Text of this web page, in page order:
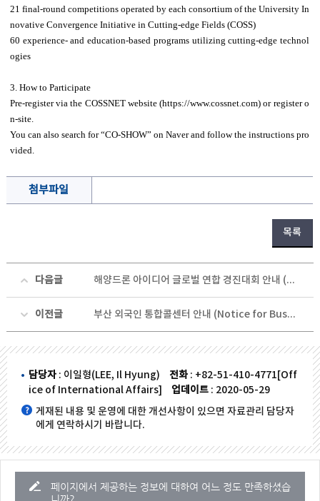
21 final-round competitions operated by each consortium of the University In
novative Convergence Initiative in Cutting-edge Fields (COSS)
60 experience- and education-based programs utilizing cutting-edge technol
ogies
3. How to Participate
Pre-register via the COSSNET website (https://www.cossnet.com) or register o
n-site.
You can also search for “CO-SHOW” on Naver and follow the instructions pro
vided.
첨부파일
목록
다음글 해양드론 아이디어 글로벌 연합 경진대회 안내 (Global Marine Drone Idea Competition)
이전글 부산 외국인 통합콜센터 안내 (Notice for Busan Foreign Integrated Call Center)
담당자 : 이일형(LEE, Il Hyung) 전화 : +82-51-410-4771[Off
ice of International Affairs]
업데이트 : 2020-05-29
게재된 내용 및 운영에 대한 개선사항이 있으면 자료관리 담당자
에게 연락하시기 바랍니다.
페이지에서 제공하는 정보에 대하여 어느 정도 만족하셨습